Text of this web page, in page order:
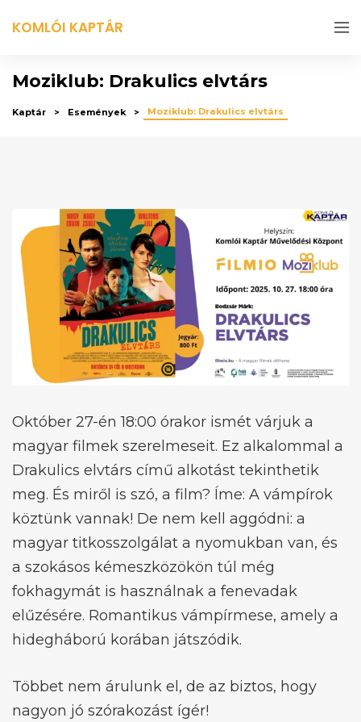
KOMLÓI KAPTÁR
Moziklub: Drakulics elvtárs
Kaptár Események Moziklub: Drakulics elvtárs
Október 27-én 18:00 órakor ismét várjuk a
magyar filmek szerelmeseit. Ez alkalommal a
Drakulics elvtárs című alkotást tekinthetik
meg. És miről is szó, a film? Íme: A vámpírok
köztünk vannak! De nem kell aggódni: a
magyar titkosszolgálat a nyomukban van, és
a szokásos kémeszközökön túl még
fokhagymát is használnak a fenevadak
elűzésére. Romantikus vámpírmese, amely a
hidegháború korában játszódik.
Többet nem árulunk el, de az biztos, hogy
nagyon jó szórakozást ígér!